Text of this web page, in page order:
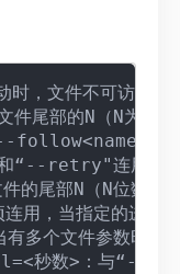
文件不可访问或者
尾部的N（N为整数
“--retry"连用时功
尾部N（N位数字
，当指定的进程
个文件参数时，不
数>：与“-f”选项